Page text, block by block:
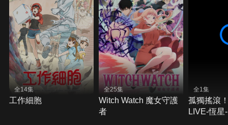
全14集
工作細胞
全25集
Witch Watch 魔女守護
者
全1集
孤獨搖滾
LIVE-恆星-